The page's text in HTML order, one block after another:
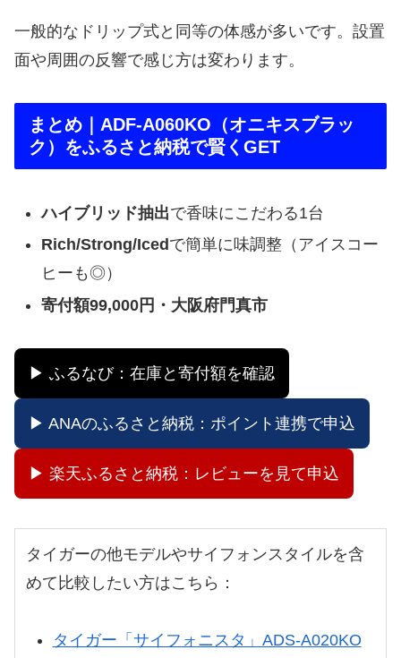
一般的なドリップ式と同等の体感が多いです。設置
面や周囲の反響で感じ方は変わります。
まとめ｜ADF-A060KO（オニキスブラッ
ク）をふるさと納税で賢くGET
ハイブリッド抽出で香味にこだわる1台
Rich/Strong/Iced で簡単に味調整（アイスコー
ヒーも◎）
寄付額99,000円・大阪府門真市
▶ ふるなび：在庫と寄付額を確認
▶ ANAのふるさと納税：ポイント連携で申込
▶ 楽天ふるさと納税：レビューを見て申込
タイガーの他モデルやサイフォンスタイルを含
めて比較したい方はこちら：
タイガー「サイフォニスタ」ADS-A020KO